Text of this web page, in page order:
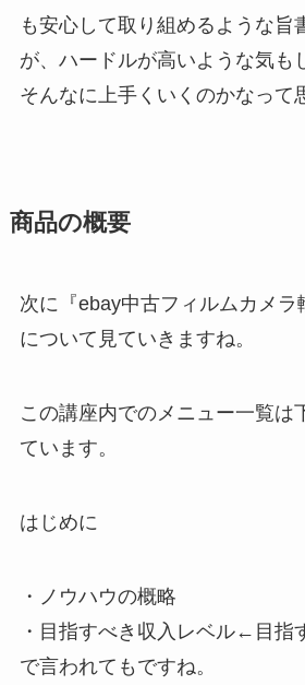
も安心して取り組めるような旨
が、ハードルが高いような気も
そんなに上手くいくのかなって
商品の概要
次に『ebay中古フィルムカメラ
について見ていきますね。
この講座内でのメニュー一覧は
ています。
はじめに
・ノウハウの概略
・目指すべき収入レベル←目指
で言われてもですね。